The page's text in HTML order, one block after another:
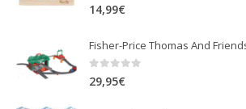
14,99€
0 out of 5
29,95€